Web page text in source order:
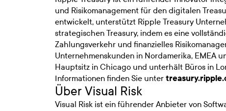
und Risikomanagement für den digitalen
entwickelt, unterstützt Ripple Treasury
strategischen Treasury, indem es eine
Zahlungsverkehr und finanzielles
Unternehmenskunden in Nordamerika, EMEA
Hauptsitz in Chicago und unterhält Büros in
Informationen finden Sie unter
Über Visual Risk
Visual Risk ist ein führender Anbieter von